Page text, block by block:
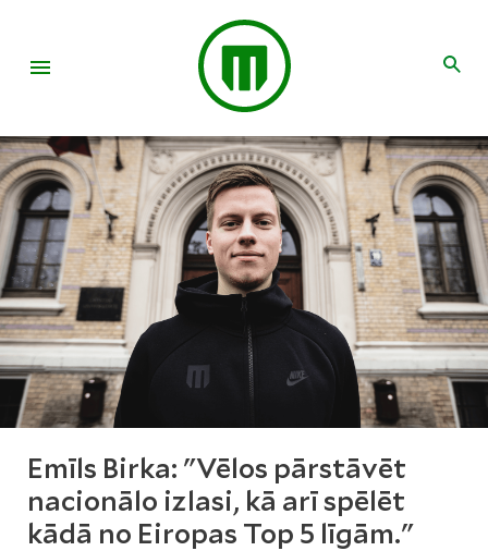
Emīls Birka: "Vēlos pārstāvēt
nacionālo izlasi, kā arī spēlēt
kādā no Eiropas Top 5 līgām."